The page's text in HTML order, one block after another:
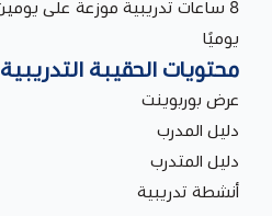
يوميًا
محتويات الحقيبة التدريبية
عرض بوربوينت
دليل المدرب
دليل المتدرب
أنشطة تدريبية